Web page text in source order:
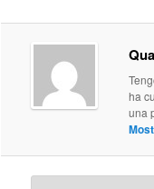
ha
una